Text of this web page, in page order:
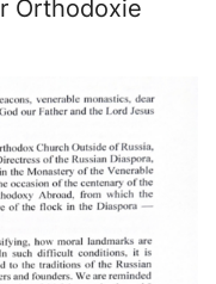
Orthodoxie